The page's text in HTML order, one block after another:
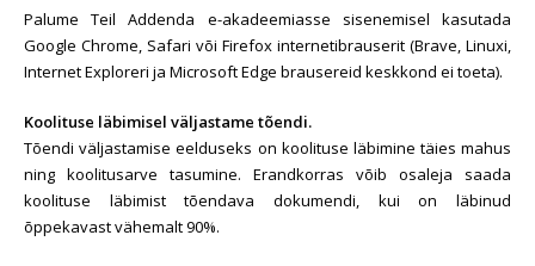
Palume Teil Addenda e-akadeemiasse sisenemisel kasutada
Google Chrome, Safari või Firefox internetibrauserit (Brave, Linuxi,
Internet Exploreri ja Microsoft Edge brausereid keskkond ei toeta).
Koolituse läbimisel väljastame tõendi.
Tõendi väljastamise eelduseks on koolituse läbimine täies mahus
ning koolitusarve tasumine. Erandkorras võib osaleja saada
koolituse läbimist tõendava dokumendi, kui on läbinud
õppekavast vähemalt 90%.